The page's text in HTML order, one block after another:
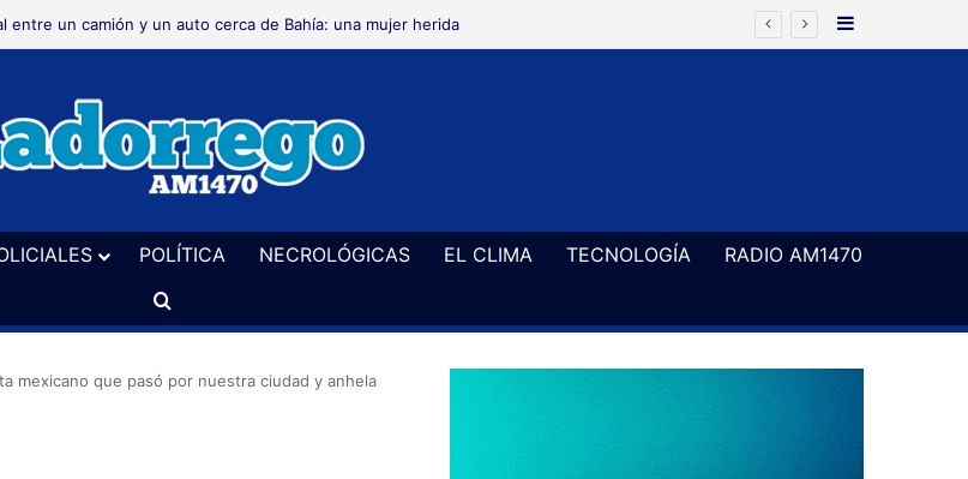
entre un camión y un auto cerca de Bahía: una mujer herida Barra Lateral
POLÍTICA NECROLÓGICAS EL CLIMA TECNOLOGÍA
RADIO AM1470
Buscar
mexicano que pasó por nuestra ciudad y anhela